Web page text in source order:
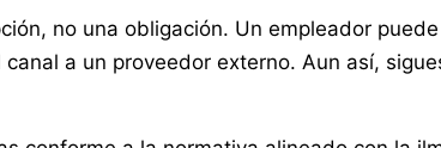
no una obligación. Un empleador
a un proveedor externo. Aun así,